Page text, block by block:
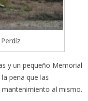
y un pequeño Memorial
pena que las
al mismo.